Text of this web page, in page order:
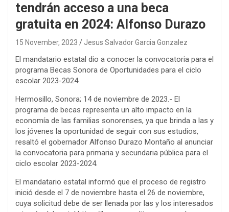
tendrán acceso a una beca
gratuita en 2024: Alfonso Durazo
15 November, 2023 Jesus Salvador Garcia Gonzalez
El mandatario estatal dio a conocer la convocatoria para el
programa Becas Sonora de Oportunidades para el ciclo
escolar 2023-2024
Hermosillo, Sonora; 14 de noviembre de 2023.- El
programa de becas representa un alto impacto en la
economía de las familias sonorenses, ya que brinda a las y
los jóvenes la oportunidad de seguir con sus estudios,
resaltó el gobernador Alfonso Durazo Montaño al anunciar
la convocatoria para primaria y secundaria pública para el
ciclo escolar 2023-2024.
El mandatario estatal informó que el proceso de registro
inició desde el 7 de noviembre hasta el 26 de noviembre,
cuya solicitud debe de ser llenada por las y los interesados